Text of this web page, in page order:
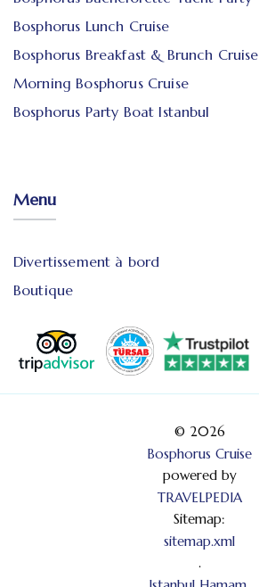
Bosphorus Lunch Cruise
Bosphorus Breakfast & Brunch Cruise
Morning Bosphorus Cruise
Bosphorus Party Boat Istanbul
Menu
Divertissement à bord
Boutique
© 2026
Bosphorus Cruise
powered by
TRAVELPEDIA
Sitemap:
sitemap.xml
.